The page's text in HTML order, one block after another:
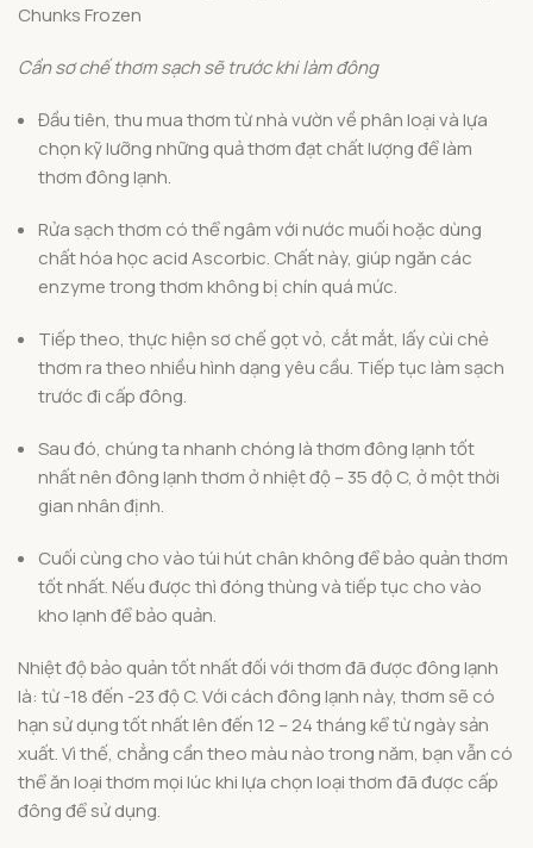
Cần sơ chế thơm sạch sẽ trước khi làm đông
Đầu tiên, thu mua thơm từ nhà vườn về phân loại và lựa
chọn kỹ lưỡng những quả thơm đạt chất lượng để làm
thơm đông lạnh.
Rửa sạch thơm có thể ngâm với nước muối hoặc dùng
chất hóa học acid Ascorbic. Chất này, giúp ngăn các
enzyme trong thơm không bị chín quá mức.
Tiếp theo, thực hiện sơ chế gọt vỏ, cắt mắt, lấy cùi chẻ
thơm ra theo nhiều hình dạng yêu cầu. Tiếp tục làm sạch
trước đi cấp đông.
Sau đó, chúng ta nhanh chóng là thơm đông lạnh tốt
nhất nên đông lạnh thơm ở nhiệt độ – 35 độ C, ở một thời
gian nhân định.
Cuối cùng cho vào túi hút chân không để bảo quản thơm
tốt nhất. Nếu được thì đóng thùng và tiếp tục cho vào
kho lạnh để bảo quản.
Nhiệt độ bảo quản tốt nhất đối với thơm đã được đông lạnh
là: từ -18 đến -23 độ C. Với cách đông lạnh này, thơm sẽ có
hạn sử dụng tốt nhất lên đến 12 – 24 tháng kể từ ngày sản
xuất. Vì thế, chẳng cần theo màu nào trong năm, bạn vẫn có
thể ăn loại thơm mọi lúc khi lựa chọn loại thơm đã được cấp
đông để sử dụng.